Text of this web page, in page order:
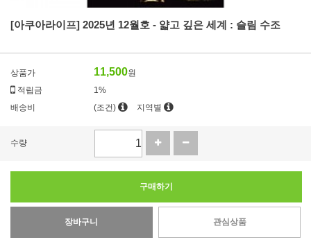
[아쿠아라이프] 2025년 12월호 - 얇고 깊은 세계 : 슬림 수조
상품가 11,500원
적립금
1%
배송비
(조건) 지역별
수량
구매하기
장바구니 관심상품